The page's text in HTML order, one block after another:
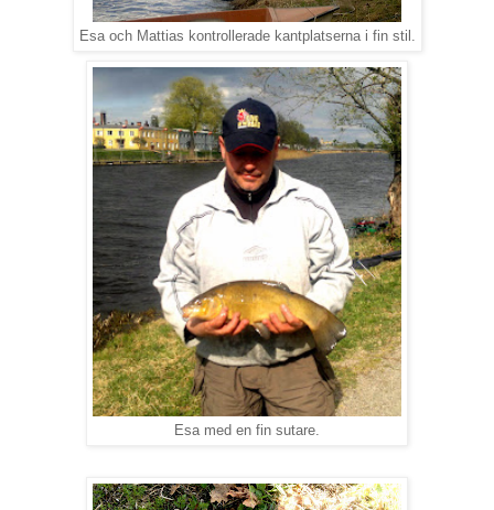
Esa och Mattias kontrollerade kantplatserna i fin stil.
Esa med en fin sutare.